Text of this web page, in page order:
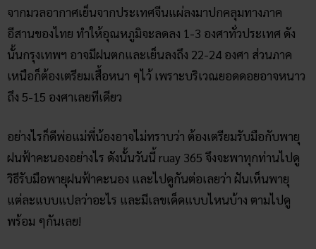
จากมวลอากาศเย็นจากประเทศจีนแผ่ลงมาปกคลุมทางภาค
อีสานของไทย ทำให้อุณหภูมิจะลดลง 1-3 องศาทั่วประเทศ ดัง
นั้นกรุงเทพฯ อาจมีฝนตกและเย็นลงถึง 22-24 องศา ส่วนภาค
เหนือก็ต้องเตรียมเสื้อหนา ๆไว้ เพราะบริเวณยอดดอยอาจหนาว
ถึง 5-15 องศาเลยทีเดียว
อย่างไรก็ดีพ่อแม่พี่น้องอาจไม่ทราบว่า ต้องเตรียมรับมือกับพายุ
ฝนฟ้าคะนองอย่างไร ดังนั้นวันนี้ ruay 365 จึงจะพาทุกท่านไปดู
วิธีรับมือพายุฝนฟ้าคะนอง และไปดูกันต่อเลยว่า ฝันเห็นพายุ
แต่ละแบบแปลว่าอะไร และมีเลขเด็ดแบบไหนบ้าง ตามไปดู
พร้อม ๆกันเลย!